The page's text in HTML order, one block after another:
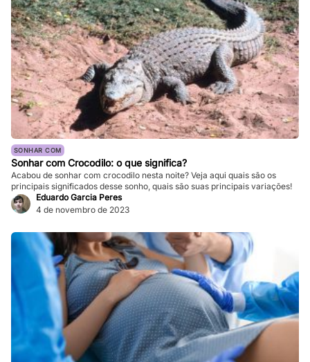
SONHAR COM
Sonhar com Crocodilo: o que significa?
Acabou de sonhar com crocodilo nesta noite? Veja aqui quais são os
principais significados desse sonho, quais são suas principais variações!
Eduardo Garcia Peres
4 de novembro de 2023